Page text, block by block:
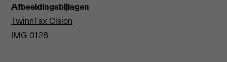
Afbeeldingsbijlagen
TwinnTax Cision
IMG 0128